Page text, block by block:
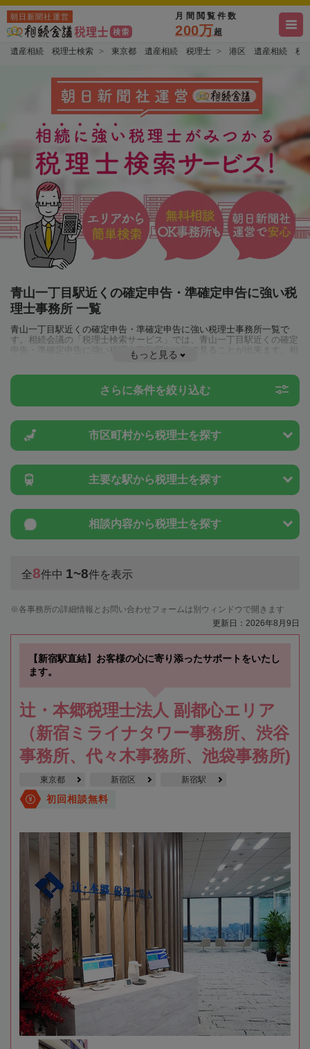
朝日新聞社運営 月間閲覧件数
200万超
遺産相続 税理士検索 東京都 遺産相続 税理士 港区 遺産相続 税
青山一丁目駅近くの確定申告・準確定申告に強い税
理士事務所 一覧
青山一丁目駅近くの確定申告・準確定申告に強い税理士事務所一覧で
す。相続会議の「税理士検索サービス」では、青山一丁目駅近くの確定
申告・準確定申告に強い税理士事務所を一覧で見ることが出来ます。相
続に関する税金や特例制度のことは一度近隣の税理士に相談してみまし
もっと見る
さらに条件を絞り込む
市区町村から税理士を探す
主要な駅から税理士を探す
相談内容から税理士を探す
全8件中 1~8件を表示
各事務所の詳細情報とお問い合わせフォームは別ウィンドウで開きます
更新日：2026年8月9日
【新宿駅直結】お客様の心に寄り添ったサポートをいたし
ます。
辻・本郷税理士法人 副都心エリア
（新宿ミライナタワー事務所、渋谷
事務所、代々木事務所、池袋事務所)
東京都 新宿区 新宿駅
初回相談無料